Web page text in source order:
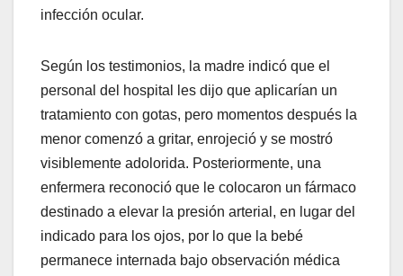
infección ocular.
Según los testimonios, la madre indicó que el
personal del hospital les dijo que aplicarían un
tratamiento con gotas, pero momentos después la
menor comenzó a gritar, enrojeció y se mostró
visiblemente adolorida. Posteriormente, una
enfermera reconoció que le colocaron un fármaco
destinado a elevar la presión arterial, en lugar del
indicado para los ojos, por lo que la bebé
permanece internada bajo observación médica